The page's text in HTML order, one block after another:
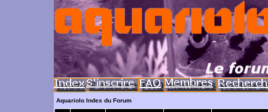
Aquariolo Index du Forum